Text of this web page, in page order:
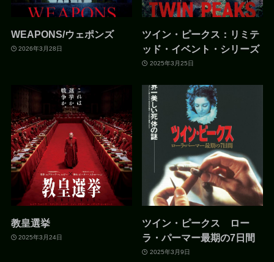
WEAPONS/ウェポンズ
2026年3月28日
ツイン・ピークス：リミテ
ッド・イベント・シリーズ
2025年3月25日
教皇選挙
2025年3月24日
ツイン・ピークス ロー
ラ・パーマー最期の7日間
2025年3月9日